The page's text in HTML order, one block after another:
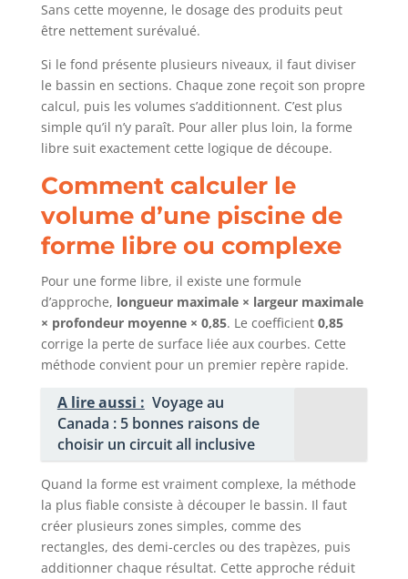
Sans cette moyenne, le dosage des produits peut
être nettement surévalué.
Si le fond présente plusieurs niveaux, il faut diviser
le bassin en sections. Chaque zone reçoit son propre
calcul, puis les volumes s’additionnent. C’est plus
simple qu’il n’y paraît. Pour aller plus loin, la forme
libre suit exactement cette logique de découpe.
Comment calculer le
volume d’une piscine de
forme libre ou complexe
Pour une forme libre, il existe une formule
d’approche, longueur maximale × largeur maximale
× profondeur moyenne × 0,85. Le coefficient 0,85
corrige la perte de surface liée aux courbes. Cette
méthode convient pour un premier repère rapide.
A lire aussi : Voyage au
Canada : 5 bonnes raisons de
choisir un circuit all inclusive
Quand la forme est vraiment complexe, la méthode
la plus fiable consiste à découper le bassin. Il faut
créer plusieurs zones simples, comme des
rectangles, des demi-cercles ou des trapèzes, puis
additionner chaque résultat. Cette approche réduit